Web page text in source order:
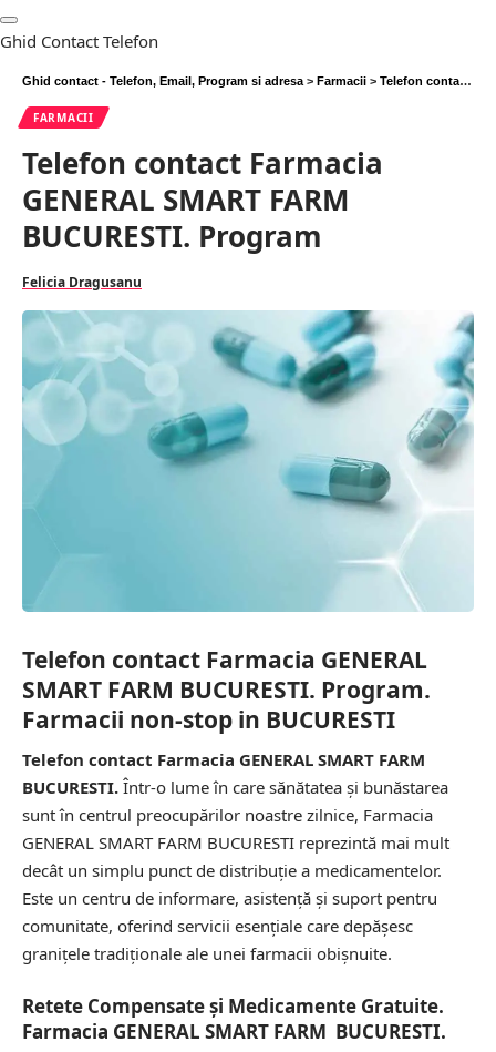
Ghid Contact Telefon
Ghid contact - Telefon, Email, Program si adresa > Farmacii > Telefon contact Farmacia GENERAL SMART FARM BUCURESTI. Program
FARMACII
Telefon contact Farmacia
GENERAL SMART FARM
BUCURESTI. Program
Felicia Dragusanu
Telefon contact Farmacia GENERAL
SMART FARM BUCURESTI. Program.
Farmacii non-stop in BUCURESTI
Telefon contact Farmacia GENERAL SMART FARM
BUCURESTI. Într-o lume în care sănătatea și bunăstarea
sunt în centrul preocupărilor noastre zilnice, Farmacia
GENERAL SMART FARM BUCURESTI reprezintă mai mult
decât un simplu punct de distribuție a medicamentelor.
Este un centru de informare, asistență și suport pentru
comunitate, oferind servicii esențiale care depășesc
granițele tradiționale ale unei farmacii obișnuite.
Retete Compensate și Medicamente Gratuite.
Farmacia GENERAL SMART FARM BUCURESTI.